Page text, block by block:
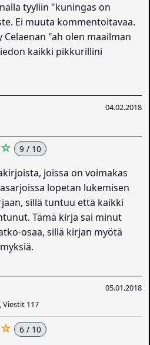
tyyliin "kuningas on
Ei muuta kommentoitavaa.
"ah olen maailman
kaikki pikkurillini
04.02.2018
9 / 10
joissa on voimakas
lopetan lukemisen
sillä tuntuu että kaikki
Tämä kirja sai minut
osaa, sillä kirjan myötä
05.01.2018
Viestit 117
6 / 10